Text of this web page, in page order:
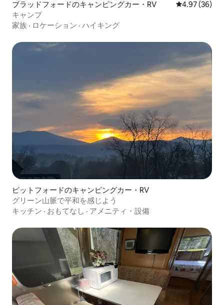
ブラッドフォードのキャンピングカー・RV レビュー36
4.97 (36)
キャンプ
家族 · ロケーション · ハイキング
ピットフォードのキャンピングカー・RV
グリーン山脈で平和を感じよう
キッチン · おもてなし · アメニティ・設備